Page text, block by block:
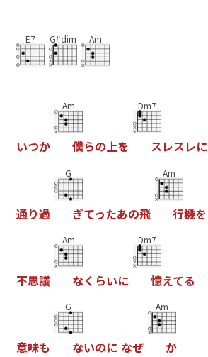
E7 G#dim Am
いつか
Am
僕らの上を
Dm7
スレスレに
通り過
G
ぎてったあの飛
Am
行機を
不思議
Am
なく らいに
Dm7
憶えてる
意味も
G
ないのに なぜ
Am
か